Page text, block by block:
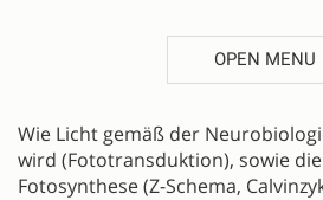
OPEN MENU
DESCRIPTION
Wie Licht gemäß der
wird (Fototransduktion), sowie
Fotosynthese (Z-Schema,